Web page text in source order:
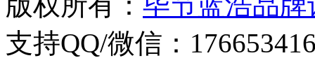
支持QQ/微信：